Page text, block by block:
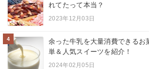
れてたって本当？
2023年12月03日
4
余った牛乳を大量消費できるお
単＆人気スイーツを紹介！
2024年02月05日